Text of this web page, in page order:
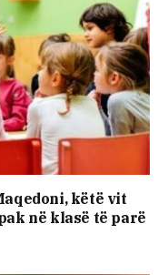
këtë vit
në klasë të parë